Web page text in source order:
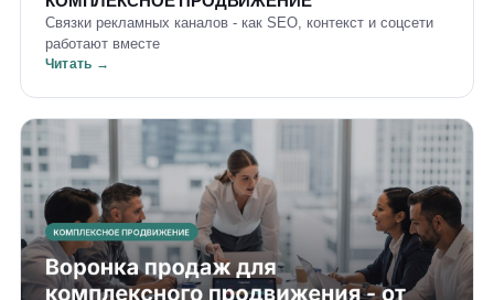
Связки рекламных каналов - как SEO, контекст и соцсети
работают вместе
Читать →